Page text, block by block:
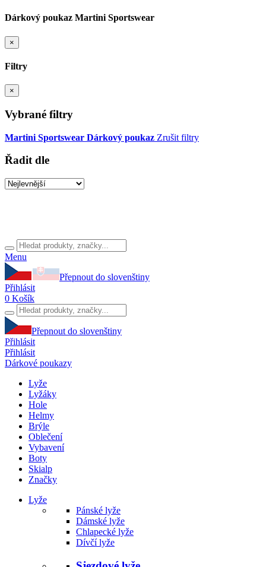
Dárkový poukaz Martini Sportswear
×
Filtry
×
Vybrané filtry
Martini Sportswear Dárkový poukaz Zrušit filtry
Řadit dle
Menu
Přepnout do slovenštiny
Přihlásit
0 Košík
Přepnout do slovenštiny
Přihlásit
Přihlásit
Dárkové poukazy
Lyže
Lyžáky
Hole
Helmy
Brýle
Oblečení
Vybavení
Boty
Skialp
Značky
Lyže
Pánské lyže
Dámské lyže
Chlapecké lyže
Dívčí lyže